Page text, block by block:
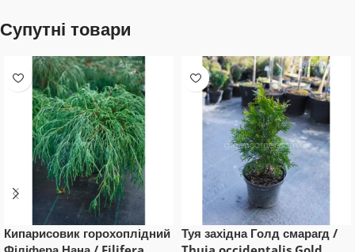
Супутні товари
Кипарисовик горохоплідний
Туя західна Голд смарагд /